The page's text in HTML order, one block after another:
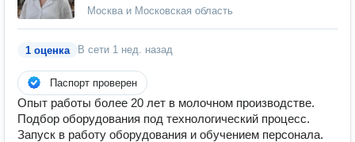
Москва и Московская область
1 оценка В сети 1 нед. назад
Паспорт проверен
Опыт работы более 20 лет в молочном производстве.
Подбор оборудования под технологический процесс.
Запуск в работу оборудования и обучением персонала.